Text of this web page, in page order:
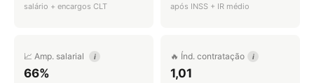
salário + encargos CLT após INSS + IR médio
📈 Amp. salarial i
66%
🔥 Índ. contratação i
1,01